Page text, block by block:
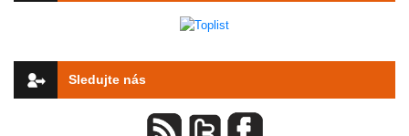
Sledujte nás